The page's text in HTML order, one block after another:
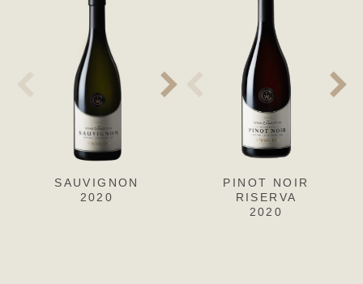
SAUVIGNON
2020
SAUVIGNON
2019
PINOT NOIR
RISERVA
2020